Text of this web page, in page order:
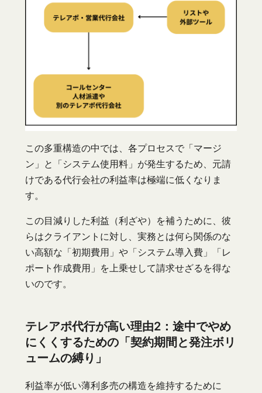
この多重構造の中では、各プロセスで「マージ
ン」と「システム使用料」が発生するため、元請
けである代行会社の利益率は極端に低くなりま
す。
この目減りした利益（利ざや）を補うために、彼
らはクライアントに対し、実務とは何ら関係のな
い高額な「初期費用」や「システム導入費」「レ
ポート作成費用」を上乗せして請求せざるを得な
いのです。
テレアポ代行が高い理由2：途中でやめ
にくくするための「契約期間と発注ボリ
ュームの縛り」
利益率が低い薄利多売の構造を維持するために